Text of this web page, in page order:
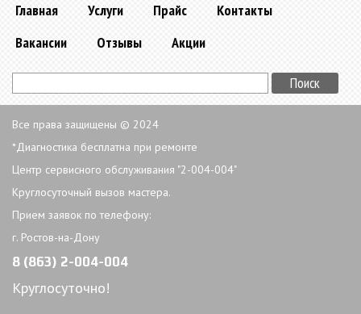
Главная Услуги Прайс
Контакты
Вакансии
Отзывы Акции
Все права защищены © 2024
*Диагностика бесплатна при ремонте
Центр сервисного обслуживания "2-004-004"
Круглосуточный вызов мастера.
Прием заявок по телефону:
г. Ростов-на-Дону
8 (863) 2-004-004
Круглосуточно!